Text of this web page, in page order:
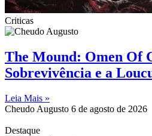
Criticas
The Mound: Omen Of
Sobrevivência e a
Leia Mais »
Cheudo Augusto 6 de agosto de 2026
Destaque